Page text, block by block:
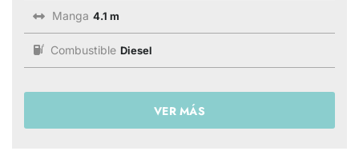
Manga 4.1 m
Combustible Diesel
VER MÁS